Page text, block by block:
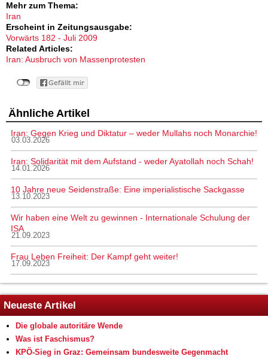
Mehr zum Thema:
Iran
Erscheint in Zeitungsausgabe:
Vorwärts 182 - Juli 2009
Related Articles:
Iran: Ausbruch von Massenprotesten
Ähnliche Artikel
Iran: Gegen Krieg und Diktatur – weder Mullahs noch Monarchie!
03.03.2026
Iran: Solidarität mit dem Aufstand - weder Ayatollah noch Schah!
14.01.2026
10 Jahre neue Seidenstraße: Eine imperialistische Sackgasse
13.10.2023
Wir haben eine Welt zu gewinnen - Internationale Schulung der
ISA
21.09.2023
Frau Leben Freiheit: Der Kampf geht weiter!
17.09.2023
Neueste Artikel
Die globale autoritäre Wende
Was ist Faschismus?
KPÖ-Sieg in Graz: Gemeinsam bundesweite Gegenmacht